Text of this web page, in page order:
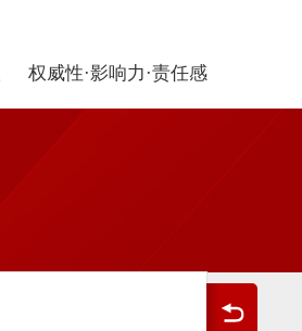
权威性·影响力·责任感